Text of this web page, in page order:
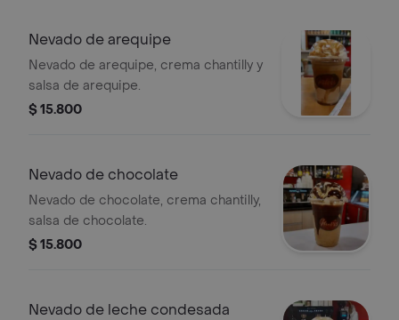
Nevado de arequipe
Nevado de arequipe, crema chantilly y
salsa de arequipe.
$ 15.800
Nevado de chocolate
Nevado de chocolate, crema chantilly,
salsa de chocolate.
$ 15.800
Nevado de leche condesada